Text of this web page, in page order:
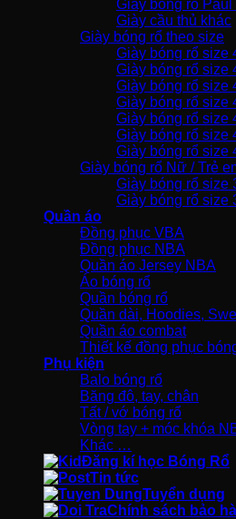
Giày bóng rổ Paul
Giày cầu thủ khác
Giày bóng rổ theo size
Giày bóng rổ size
Giày bóng rổ size
Giày bóng rổ size
Giày bóng rổ size
Giày bóng rổ size
Giày bóng rổ size
Giày bóng rổ size
Giày bóng rổ Nữ / Trẻ
Giày bóng rổ size
Giày bóng rổ size
Quần áo
Đồng phục VBA
Đồng phục NBA
Quần áo Jersey NBA
Áo bóng rổ
Quần bóng rổ
Quần dài, Hoodies,
Quần áo combat
Thiết kế đồng phục
Phụ kiện
Balo bóng rổ
Băng đô, tay, chân
Tất / vớ bóng rổ
Vòng tay + móc khóa
Khác …
Đăng kí học Bóng Rổ
Tin tức
Tuyển dụng
Chính sách bảo